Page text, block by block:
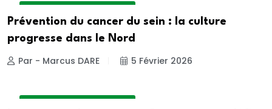
Prévention du cancer du sein : la culture
progresse dans le Nord
Par - Marcus DARE 5 Février 2026